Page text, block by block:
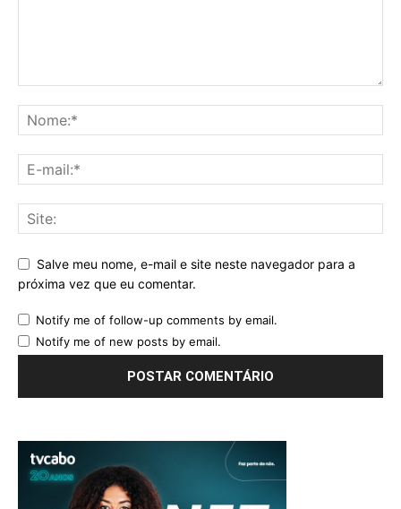
Salve meu nome, e-mail e site neste navegador para a
próxima vez que eu comentar.
Notify me of follow-up comments by email.
Notify me of new posts by email.